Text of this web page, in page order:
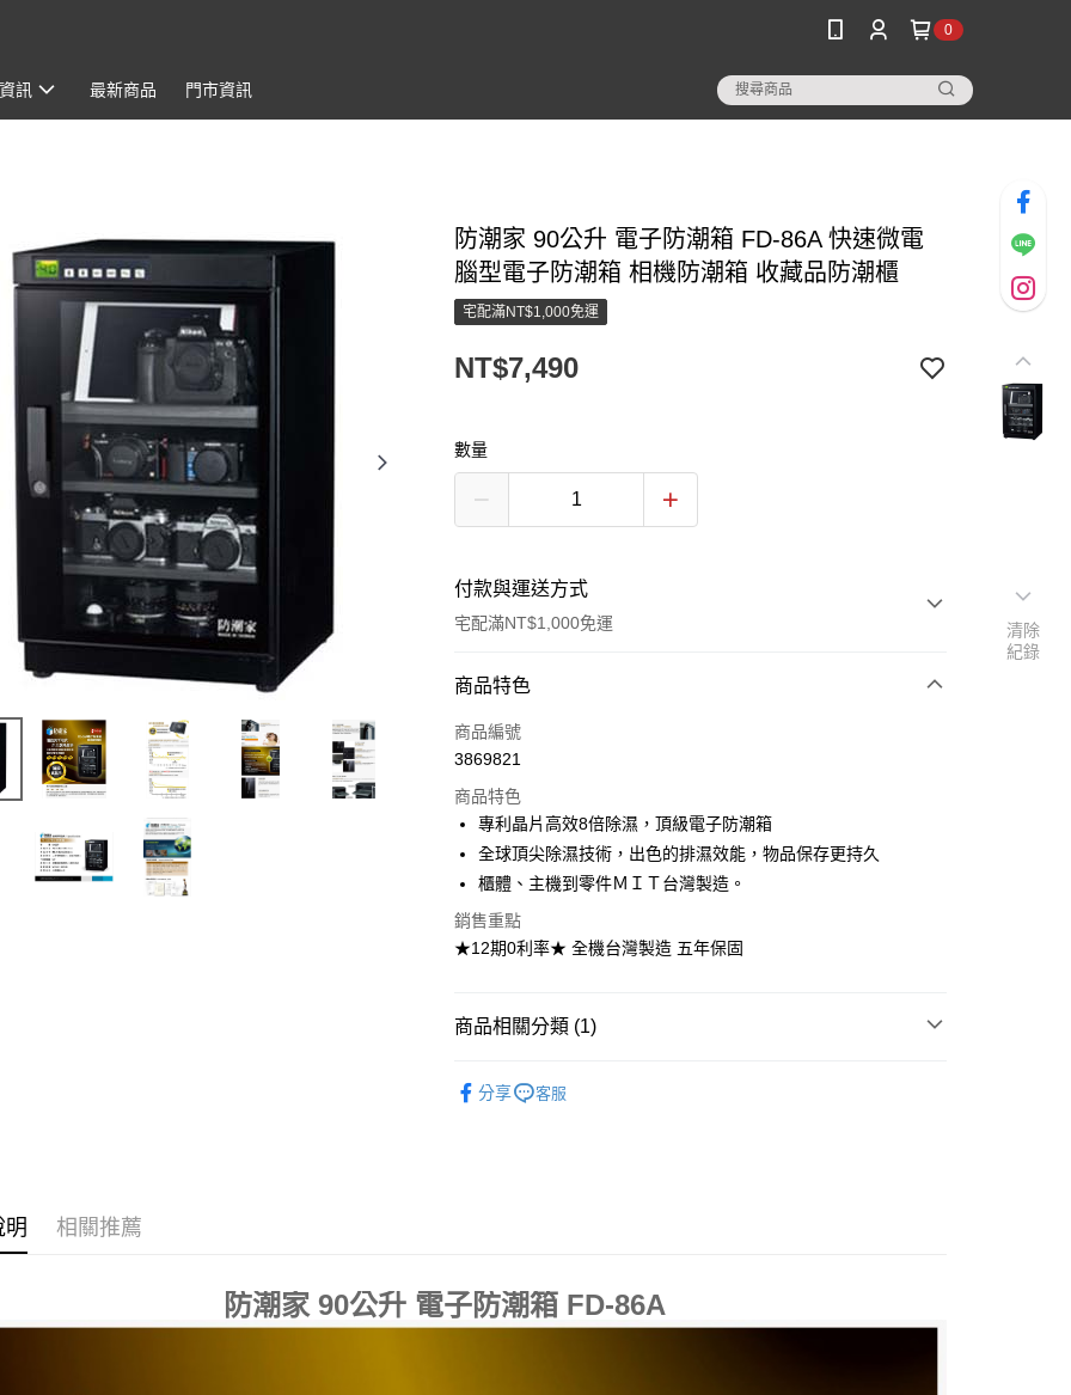
0
訊 最新商品 門市資訊
防潮家 90公升 電子防潮箱 FD-86A 快速微電
腦型電子防潮箱 相機防潮箱 收藏品防潮櫃
宅配滿NT$1,000免運
NT$7,490
數量
付款與運送方式
宅配滿NT$1,000免運
付款方式
信用卡一次付款
街口支付
悠遊付
運送方式
每筆NT$100，滿NT$1,000(含以上)免運費
每筆NT$150，滿NT$2,000(含以上)免運費
商品特色
商品編號
3869821
商品特色
專利晶片高效8倍除濕，頂級電子防潮箱
全球頂尖除濕技術，出色的排濕效能，物品保存更持久
櫃體、主機到零件ＭＩＴ台灣製造。
銷售重點
★12期0利率★ 全機台灣製造 五年保固
商品相關分類 (1)
分享
客服
明 相關推薦
防潮家 90公升 電子防潮箱 FD-86A
清除
紀錄